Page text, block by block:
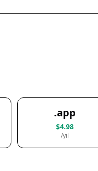
.app
$4.98
/yıl